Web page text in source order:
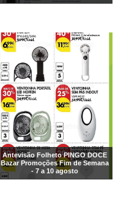
Antevisão Folheto PINGO DOCE
Bazar Promoções Fim de Semana
- 7 a 10 agosto